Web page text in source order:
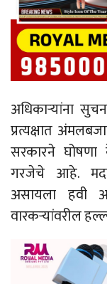
अधिकाऱ्यांना
प्रत्यक्षात
सरकारने
गरजेचे आहे.
असायला हवी
वारकऱ्यांवरील